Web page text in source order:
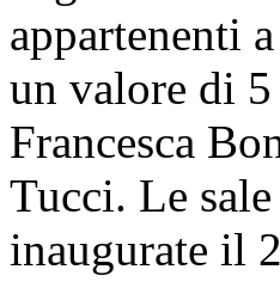
proprietà
valorizzarono
degnamente
appartenenti
un valore di